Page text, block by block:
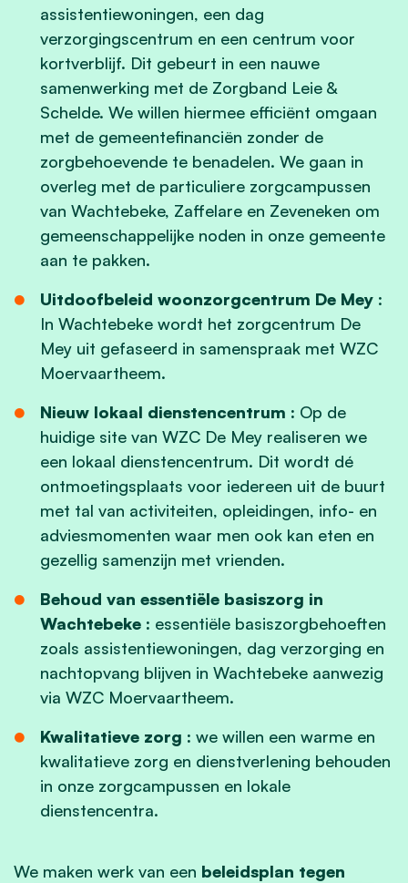
assistentiewoningen, een dag
verzorgingscentrum en een centrum voor
kortverblijf. Dit gebeurt in een nauwe
samenwerking met de Zorgband Leie &
Schelde. We willen hiermee efficiënt omgaan
met de gemeentefinanciën zonder de
zorgbehoevende te benadelen. We gaan in
overleg met de particuliere zorgcampussen
van Wachtebeke, Zaffelare en Zeveneken om
gemeenschappelijke noden in onze gemeente
aan te pakken.
Uitdoofbeleid woonzorgcentrum De Mey:
In Wachtebeke wordt het zorgcentrum De
Mey uit gefaseerd in samenspraak met WZC
Moervaartheem.
Nieuw lokaal dienstencentrum : Op de
huidige site van WZC De Mey realiseren we
een lokaal dienstencentrum. Dit wordt dé
ontmoetingsplaats voor iedereen uit de buurt
met tal van activiteiten, opleidingen, info- en
adviesmomenten waar men ook kan eten en
gezellig samenzijn met vrienden.
Behoud van essentiële basiszorg in
Wachtebeke : essentiële basiszorgbehoeften
zoals assistentiewoningen, dag verzorging en
nachtopvang blijven in Wachtebeke aanwezig
via WZC Moervaartheem.
Kwalitatieve zorg : we willen een warme en
kwalitatieve zorg en dienstverlening behouden
in onze zorgcampussen en lokale
dienstencentra.
We maken werk van een beleidsplan tegen